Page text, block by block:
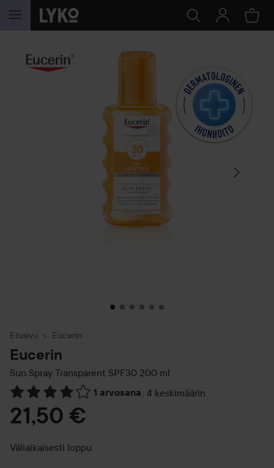
SIIRTYÄ JHK SISÄLTÖÖN
OHITA OSIO
Etusivu Eucerin
Eucerin
Sun Spray Transparent SPF30 200 ml
1 arvosana , 4 keskimäärin
Siirtyä jhk Arvosana & kommentit
21,50 €
Väliaikaisesti loppu